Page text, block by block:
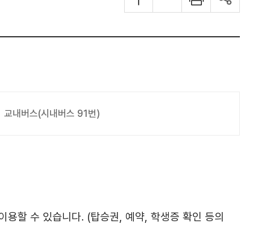
교내버스(시내버스 91번)
할 수 있습니다. (탑승권, 예약, 학생증 확인 등의